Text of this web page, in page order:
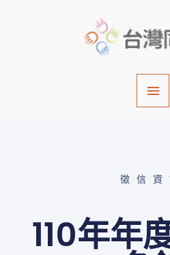
主
要
選
單
徵信資
110年年